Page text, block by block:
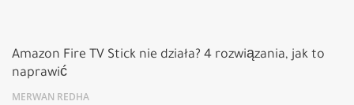
Amazon Fire TV Stick nie działa? 4 rozwiązania, jak to
naprawić
MERWAN REDHA